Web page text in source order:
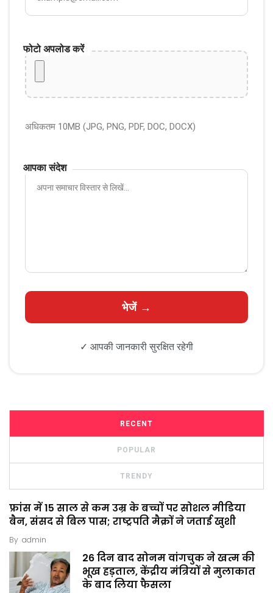
फोटो अपलोड करें
अधिकतम 10MB (JPG, PNG, PDF, DOC, DOCX)
आपका संदेश
✓ आपकी जानकारी सुरक्षित रहेगी
RECENT
POPULAR
TRENDY
फ्रांस में 15 साल से कम उम्र के बच्चों पर सोशल मीडिया
बैन, संसद से बिल पास; राष्ट्रपति मैक्रों ने जताई खुशी
By admin
26 दिन बाद सोनम वांगचुक ने खत्म की
भूख हड़ताल, केंद्रीय मंत्रियों से मुलाकात
के बाद लिया फैसला